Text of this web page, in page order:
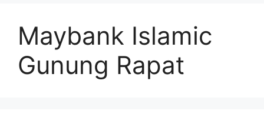
Maybank Islamic
Gunung Rapat